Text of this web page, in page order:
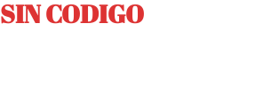
SIN CODIGO